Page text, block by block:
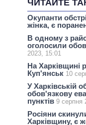
ЧИТАЙТЕ
Окупанти
жінка, є
В одному з
оголосили
2023, 15:01
На Харківщині
Куп'янськ 10
У Харківській
обов'язкову
пунктів 9 серпня
Росіяни
Харківщину, є